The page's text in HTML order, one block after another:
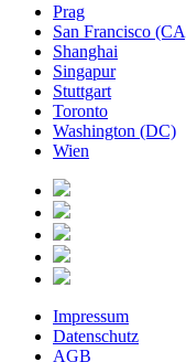
Prag
San Francisco
Shanghai
Singapur
Stuttgart
Toronto
Washington (DC)
Wien
Impressum
Datenschutz
AGB